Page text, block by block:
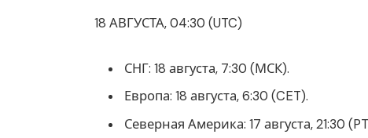
18 АВГУСТА, 04:30 (UTC)
СНГ: 18 августа, 7:30 (МСК).
Европа: 18 августа, 6:30 (CET).
Северная Америка: 17 августа, 21:30